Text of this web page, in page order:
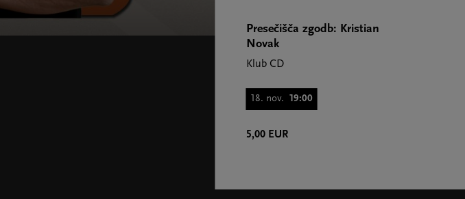
Presečišča zgodb: Kristian
Novak
Klub CD
18. nov. 19:00
5,00 EUR